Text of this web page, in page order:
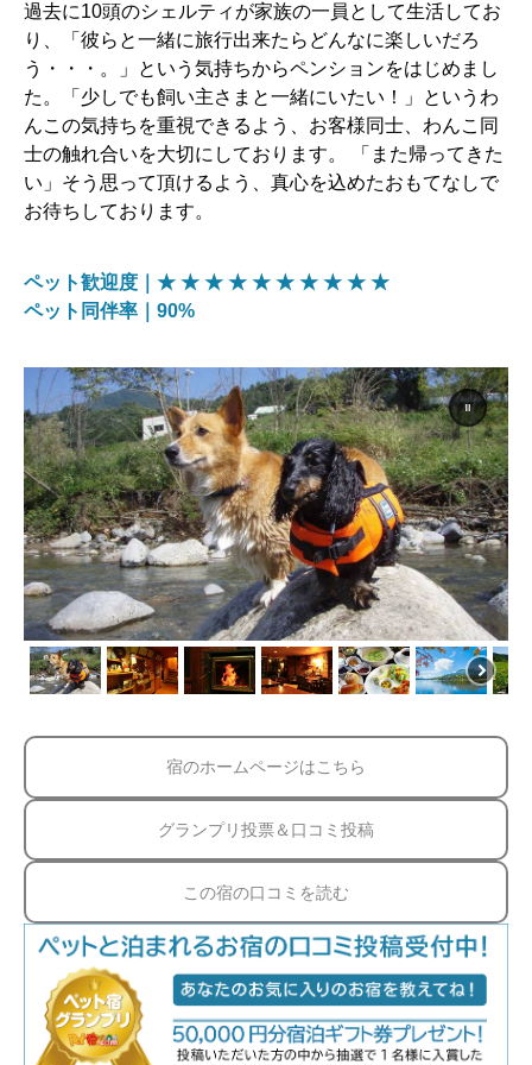
過去に10頭のシェルティが家族の一員として生活してお
り、「彼らと一緒に旅行出来たらどんなに楽しいだろ
う・・・。」という気持ちからペンションをはじめまし
た。「少しでも飼い主さまと一緒にいたい！」というわ
んこの気持ちを重視できるよう、お客様同士、わんこ同
士の触れ合いを大切にしております。 「また帰ってきた
い」そう思って頂けるよう、真心を込めたおもてなしで
お待ちしております。
ペット歓迎度｜★ ★ ★ ★ ★ ★ ★ ★ ★ ★
ペット同伴率｜90%
宿のホームページはこちら
グランプリ投票＆口コミ投稿
この宿の口コミを読む